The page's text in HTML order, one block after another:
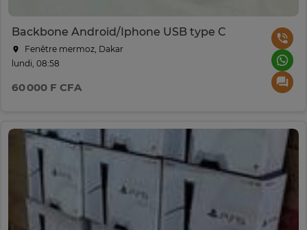
Backbone Android/Iphone USB type C
Fenêtre mermoz, Dakar
lundi, 08:58
60 000 F CFA